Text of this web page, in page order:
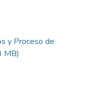
y Proceso de
MB)